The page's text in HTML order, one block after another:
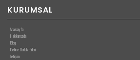
KURUMSAL
Anasayfa
Hakkımızda
Blog
Define Dedektörleri
İletişim